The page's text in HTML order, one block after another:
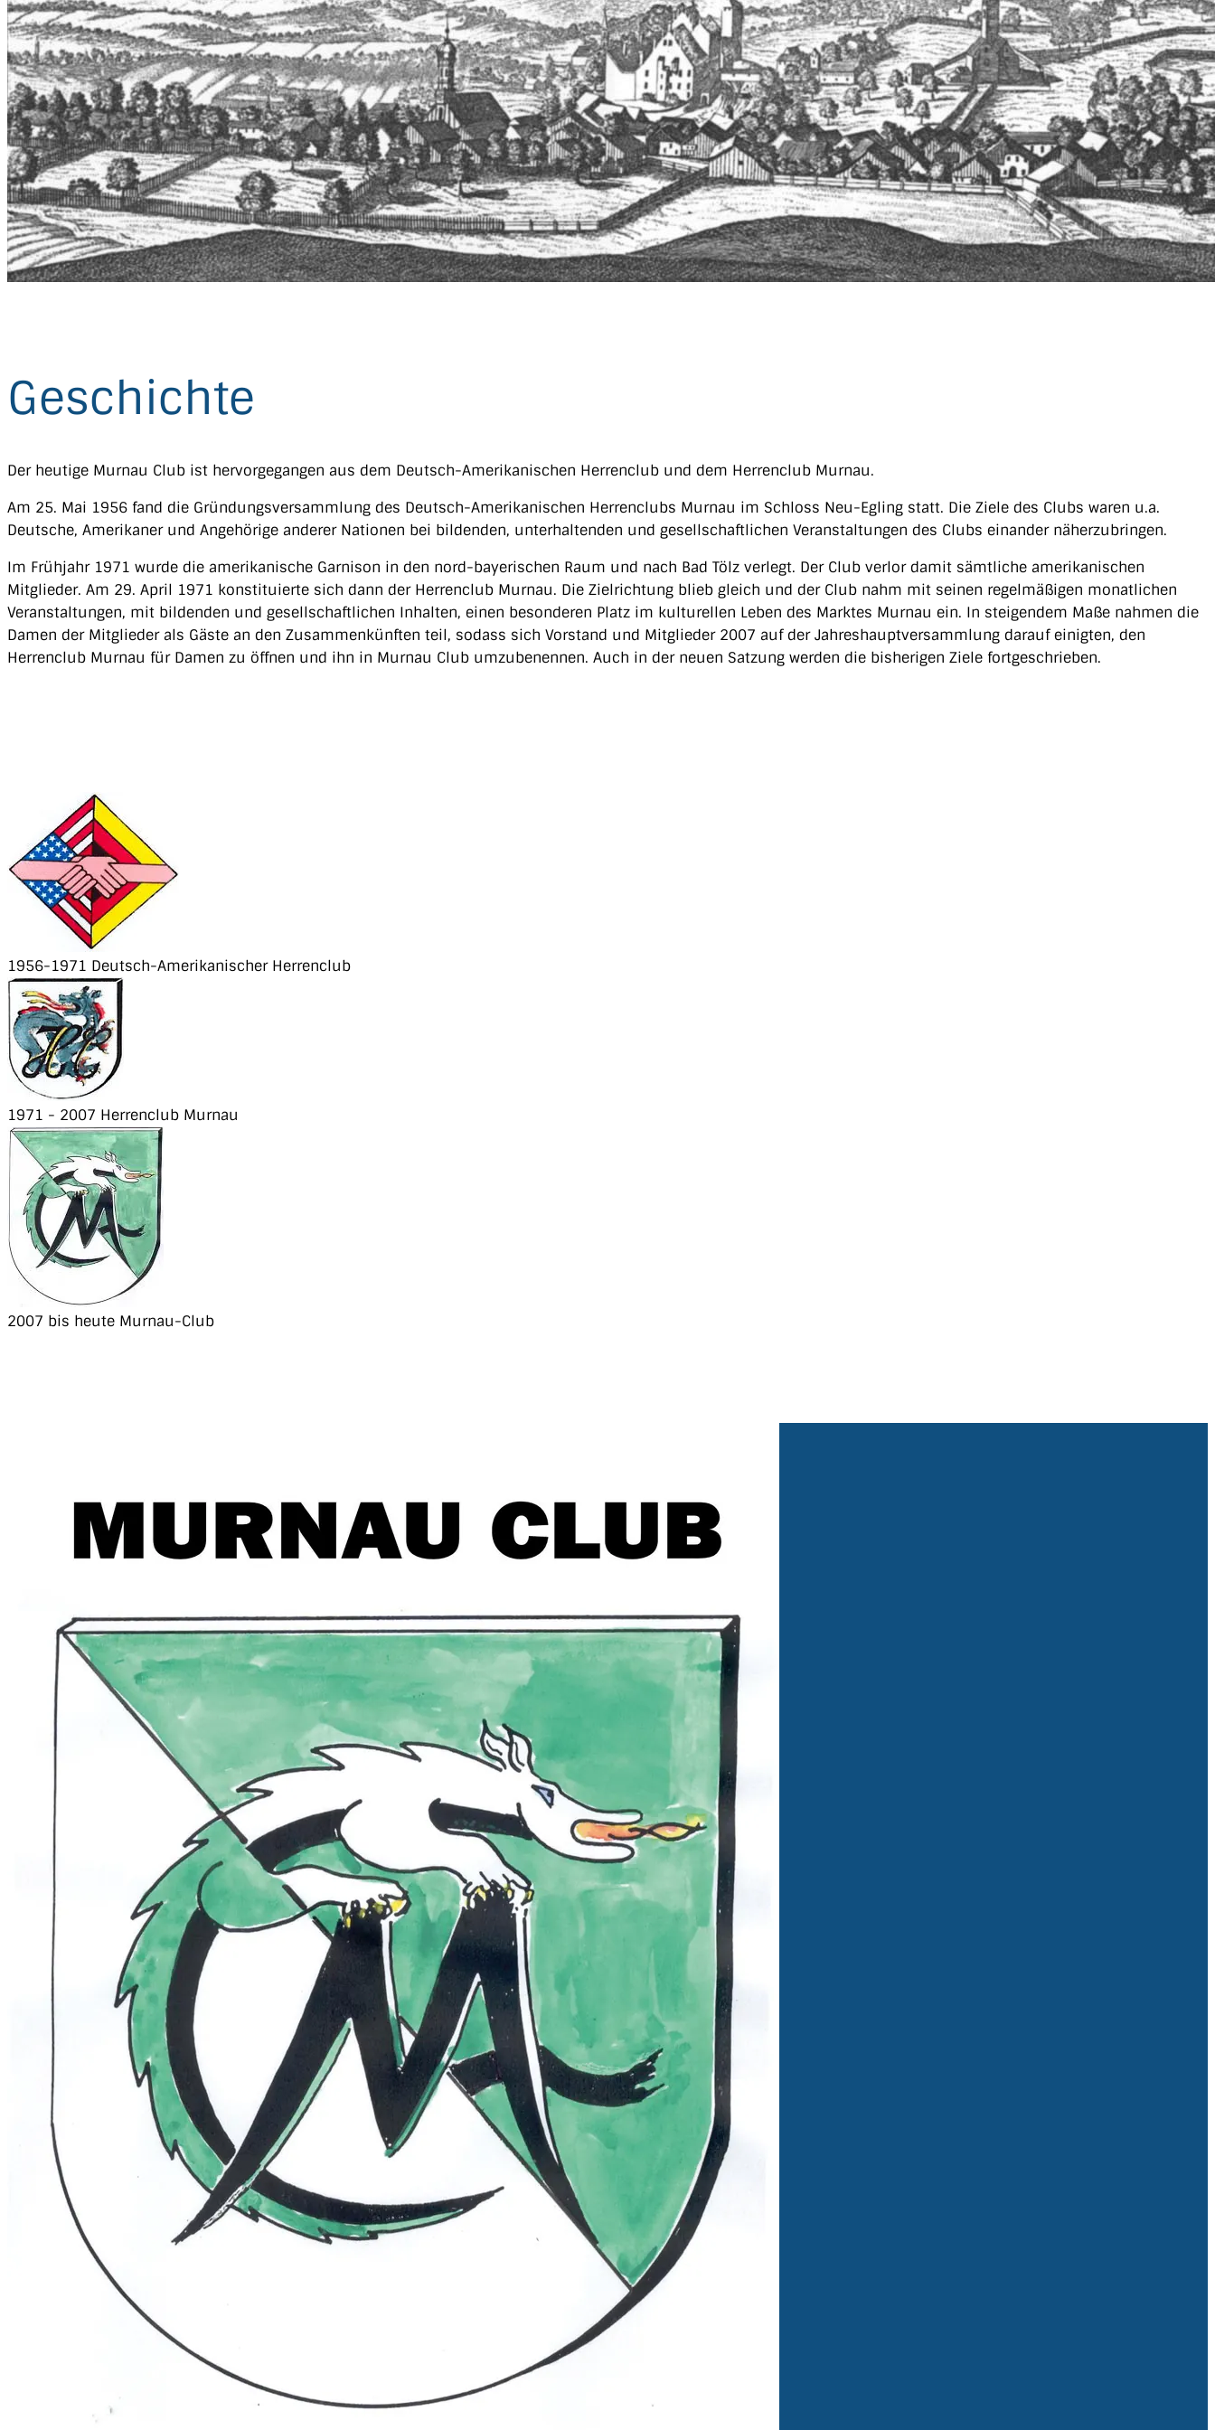
Geschichte
Der heutige Murnau Club ist hervorgegangen aus dem Deutsch-Amerikanischen Herrenclub und dem Herrenclub Murnau.
Am 25. Mai 1956 fand die Gründungsversammlung des Deutsch-Amerikanischen Herrenclubs Murnau im Schloss Neu-Egling statt. Die Ziele des Clubs waren u.a.
Deutsche, Amerikaner und Angehörige anderer Nationen bei bildenden, unterhaltenden und gesellschaftlichen Veranstaltungen des Clubs einander näherzubringen.
Im Frühjahr 1971 wurde die amerikanische Garnison in den nord-bayerischen Raum und nach Bad Tölz verlegt. Der Club verlor damit sämtliche amerikanischen
Mitglieder. Am 29. April 1971 konstituierte sich dann der Herrenclub Murnau. Die Zielrichtung blieb gleich und der Club nahm mit seinen regelmäßigen monatlichen
Veranstaltungen, mit bildenden und gesellschaftlichen Inhalten, einen besonderen Platz im kulturellen Leben des Marktes Murnau ein. In steigendem Maße nahmen die
Damen der Mitglieder als Gäste an den Zusammenkünften teil, sodass sich Vorstand und Mitglieder 2007 auf der Jahreshauptversammlung darauf einigten, den
Herrenclub Murnau für Damen zu öffnen und ihn in Murnau Club umzubenennen. Auch in der neuen Satzung werden die bisherigen Ziele fortgeschrieben.
1956-1971 Deutsch-Amerikanischer Herrenclub
1971 - 2007 Herrenclub Murnau
2007 bis heute Murnau-Club